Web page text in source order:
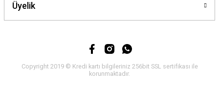
Üyelik
Copyright 2019 © Kredi kartı bilgileriniz 256bit SSL sertifikası ile
korunmaktadır.